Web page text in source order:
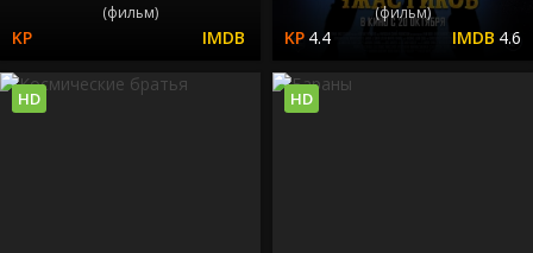
(фильм) (фильм)
4.4 4.6
HD HD